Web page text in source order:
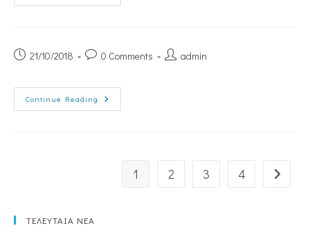
21/10/2018 0 Comments admin
Continue Reading
1 2 3 4
ΤΕΛΕΥΤΑΙΑ ΝΕΑ